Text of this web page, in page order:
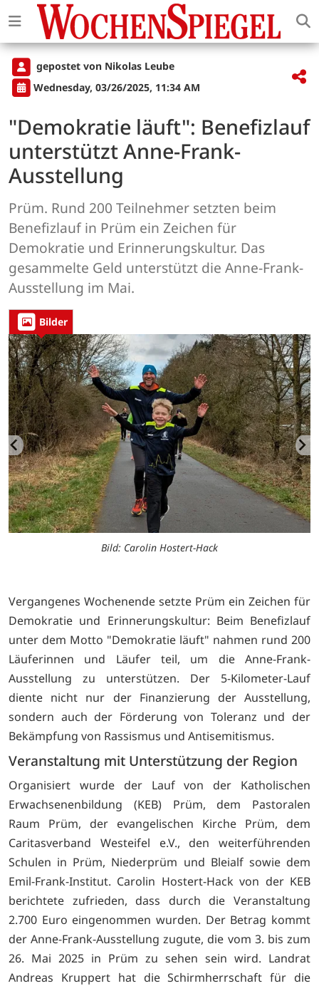
gepostet von Nikolas Leube
Wednesday, 03/26/2025, 11:34 AM
"Demokratie läuft": Benefizlauf
unterstützt Anne-Frank-
Ausstellung
Prüm. Rund 200 Teilnehmer setzten beim
Benefizlauf in Prüm ein Zeichen für
Demokratie und Erinnerungskultur. Das
gesammelte Geld unterstützt die Anne-Frank-
Ausstellung im Mai.
Bilder
Bild: Carolin Hostert-Hack
Vergangenes Wochenende setzte Prüm ein Zeichen für
Demokratie und Erinnerungskultur: Beim Benefizlauf
unter dem Motto "Demokratie läuft" nahmen rund 200
Läuferinnen und Läufer teil, um die Anne-Frank-
Ausstellung zu unterstützen. Der 5-Kilometer-Lauf
diente nicht nur der Finanzierung der Ausstellung,
sondern auch der Förderung von Toleranz und der
Bekämpfung von Rassismus und Antisemitismus.
Veranstaltung mit Unterstützung der Region
Organisiert wurde der Lauf von der Katholischen
Erwachsenenbildung (KEB) Prüm, dem Pastoralen
Raum Prüm, der evangelischen Kirche Prüm, dem
Caritasverband Westeifel e.V., den weiterführenden
Schulen in Prüm, Niederprüm und Bleialf sowie dem
Emil-Frank-Institut. Carolin Hostert-Hack von der KEB
berichtete zufrieden, dass durch die Veranstaltung
2.700 Euro eingenommen wurden. Der Betrag kommt
der Anne-Frank-Ausstellung zugute, die vom 3. bis zum
26. Mai 2025 in Prüm zu sehen sein wird. Landrat
Andreas Kruppert hat die Schirmherrschaft für die